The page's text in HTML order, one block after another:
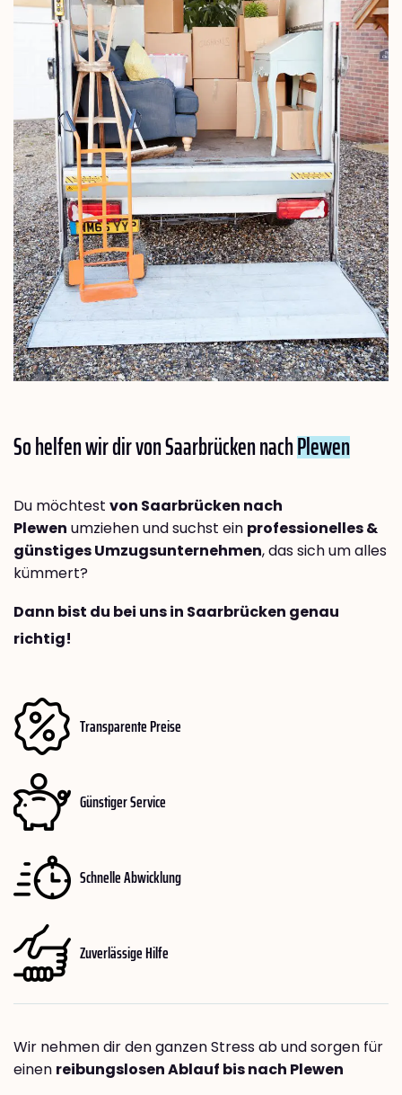
So helfen wir dir von Saarbrücken nachPlewen
Du möchtest von Saarbrücken nach
Plewen umziehen und suchst ein professionelles &
günstiges Umzugsunternehmen, das sich um alles
kümmert?
Dann bist du bei uns in Saarbrücken genau
richtig!
Transparente Preise
Günstiger Service
Schnelle Abwicklung
Zuverlässige Hilfe
Wir nehmen dir den ganzen Stress ab und sorgen für
einen reibungslosen Ablauf bis nach Plewen